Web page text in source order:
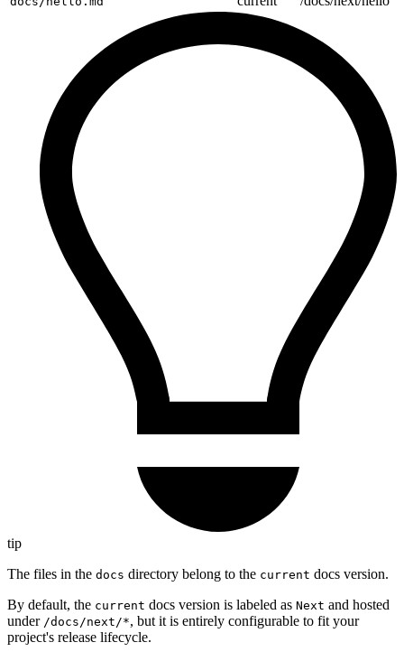
tip
The files in the docs directory belong to the current docs version.
By default, the current docs version is labeled as Next and hosted
under /docs/next/*, but it is entirely configurable to fit your
project's release lifecycle.